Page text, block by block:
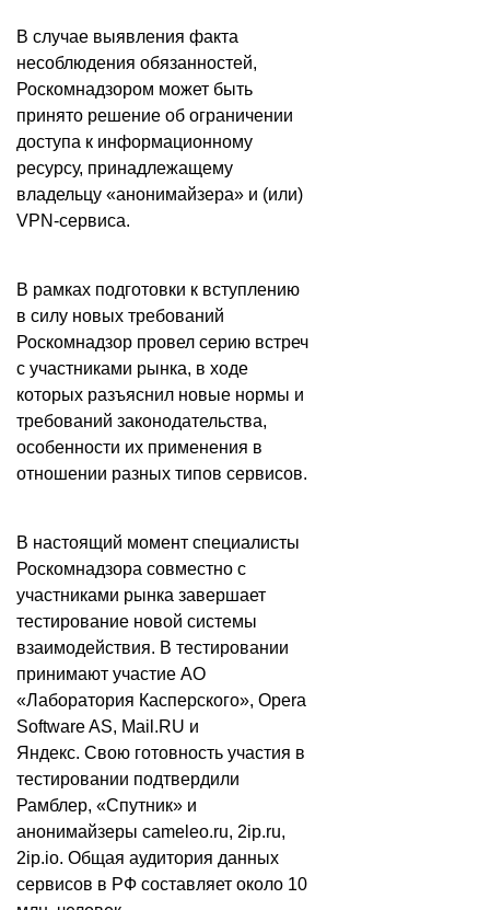
В случае выявления факта
несоблюдения обязанностей,
Роскомнадзором может быть
принято решение об ограничении
доступа к информационному
ресурсу, принадлежащему
владельцу «анонимайзера» и (или)
VPN-сервиса.
В рамках подготовки к вступлению
в силу новых требований
Роскомнадзор провел серию встреч
с участниками рынка, в ходе
которых разъяснил новые нормы и
требований законодательства,
особенности их применения в
отношении разных типов сервисов.
В настоящий момент специалисты
Роскомнадзора совместно с
участниками рынка завершает
тестирование новой системы
взаимодействия. В тестировании
принимают участие АО
«Лаборатория Касперского», Opera
Software AS, Mail.RU и
Яндекс. Свою готовность участия в
тестировании подтвердили
Рамблер, «Спутник» и
анонимайзеры cameleo.ru, 2ip.ru,
2ip.io. Общая аудитория данных
сервисов в РФ составляет около 10